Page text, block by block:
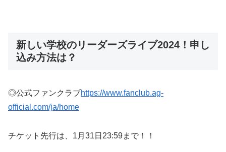
新しい学校のリーダーズライブ2024！申し
込み方法は？
◎公式ファンクラブhttps://www.fanclub.ag-
official.com/ja/home
チケット先行は、1月31日23:59まで！！